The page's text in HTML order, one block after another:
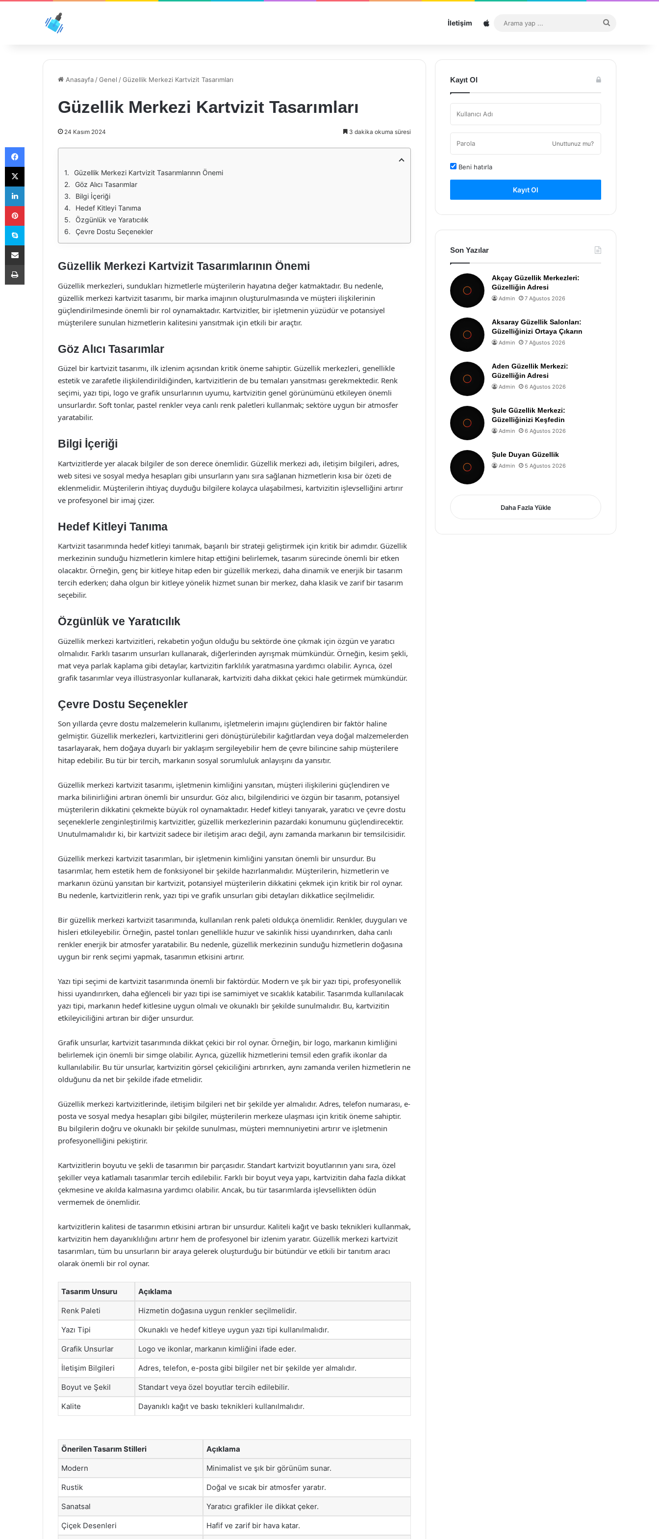
İletişim Sitemap
...
Anasayfa /Genel /Güzellik Merkezi Kartvizit Tasarımları
Güzellik Merkezi Kartvizit Tasarımları
24 Kasım 2024 3 dakika okuma süresi
Güzellik Merkezi Kartvizit Tasarımlarının Önemi
Göz Alıcı Tasarımlar
Bilgi İçeriği
Hedef Kitleyi Tanıma
Özgünlük ve Yaratıcılık
Çevre Dostu Seçenekler
Güzellik Merkezi Kartvizit Tasarımlarının Önemi
Güzellik merkezleri, sundukları hizmetlerle müşterilerin hayatına değer katmaktadır. Bu nedenle,
güzellik merkezi kartvizit tasarımı, bir marka imajının oluşturulmasında ve müşteri ilişkilerinin
güçlendirilmesinde önemli bir rol oynamaktadır. Kartvizitler, bir işletmenin yüzüdür ve potansiyel
müşterilere sunulan hizmetlerin kalitesini yansıtmak için etkili bir araçtır.
Göz Alıcı Tasarımlar
Güzel bir kartvizit tasarımı, ilk izlenim açısından kritik öneme sahiptir. Güzellik merkezleri, genellikle
estetik ve zarafetle ilişkilendirildiğinden, kartvizitlerin de bu temaları yansıtması gerekmektedir. Renk
seçimi, yazı tipi, logo ve grafik unsurlarının uyumu, kartvizitin genel görünümünü etkileyen önemli
unsurlardır. Soft tonlar, pastel renkler veya canlı renk paletleri kullanmak; sektöre uygun bir atmosfer
yaratabilir.
Bilgi İçeriği
Kartvizitlerde yer alacak bilgiler de son derece önemlidir. Güzellik merkezi adı, iletişim bilgileri, adres,
web sitesi ve sosyal medya hesapları gibi unsurların yanı sıra sağlanan hizmetlerin kısa bir özeti de
eklenmelidir. Müşterilerin ihtiyaç duyduğu bilgilere kolayca ulaşabilmesi, kartvizitin işlevselliğini artırır
ve profesyonel bir imaj çizer.
Hedef Kitleyi Tanıma
Kartvizit tasarımında hedef kitleyi tanımak, başarılı bir strateji geliştirmek için kritik bir adımdır. Güzellik
merkezinin sunduğu hizmetlerin kimlere hitap ettiğini belirlemek, tasarım sürecinde önemli bir etken
olacaktır. Örneğin, genç bir kitleye hitap eden bir güzellik merkezi, daha dinamik ve enerjik bir tasarım
tercih ederken; daha olgun bir kitleye yönelik hizmet sunan bir merkez, daha klasik ve zarif bir tasarım
seçebilir.
Özgünlük ve Yaratıcılık
Güzellik merkezi kartvizitleri, rekabetin yoğun olduğu bu sektörde öne çıkmak için özgün ve yaratıcı
olmalıdır. Farklı tasarım unsurları kullanarak, diğerlerinden ayrışmak mümkündür. Örneğin, kesim şekli,
mat veya parlak kaplama gibi detaylar, kartvizitin farklılık yaratmasına yardımcı olabilir. Ayrıca, özel
grafik tasarımlar veya illüstrasyonlar kullanarak, kartviziti daha dikkat çekici hale getirmek mümkündür.
Çevre Dostu Seçenekler
Son yıllarda çevre dostu malzemelerin kullanımı, işletmelerin imajını güçlendiren bir faktör haline
gelmiştir. Güzellik merkezleri, kartvizitlerini geri dönüştürülebilir kağıtlardan veya doğal malzemelerden
tasarlayarak, hem doğaya duyarlı bir yaklaşım sergileyebilir hem de çevre bilincine sahip müşterilere
hitap edebilir. Bu tür bir tercih, markanın sosyal sorumluluk anlayışını da yansıtır.
Güzellik merkezi kartvizit tasarımı, işletmenin kimliğini yansıtan, müşteri ilişkilerini güçlendiren ve
marka bilinirliğini artıran önemli bir unsurdur. Göz alıcı, bilgilendirici ve özgün bir tasarım, potansiyel
müşterilerin dikkatini çekmekte büyük rol oynamaktadır. Hedef kitleyi tanıyarak, yaratıcı ve çevre dostu
seçeneklerle zenginleştirilmiş kartvizitler, güzellik merkezlerinin pazardaki konumunu güçlendirecektir.
Unutulmamalıdır ki, bir kartvizit sadece bir iletişim aracı değil, aynı zamanda markanın bir temsilcisidir.
Güzellik merkezi kartvizit tasarımları, bir işletmenin kimliğini yansıtan önemli bir unsurdur. Bu
tasarımlar, hem estetik hem de fonksiyonel bir şekilde hazırlanmalıdır. Müşterilerin, hizmetlerin ve
markanın özünü yansıtan bir kartvizit, potansiyel müşterilerin dikkatini çekmek için kritik bir rol oynar.
Bu nedenle, kartvizitlerin renk, yazı tipi ve grafik unsurları gibi detayları dikkatlice seçilmelidir.
Bir güzellik merkezi kartvizit tasarımında, kullanılan renk paleti oldukça önemlidir. Renkler, duyguları ve
hisleri etkileyebilir. Örneğin, pastel tonları genellikle huzur ve sakinlik hissi uyandırırken, daha canlı
renkler enerjik bir atmosfer yaratabilir. Bu nedenle, güzellik merkezinin sunduğu hizmetlerin doğasına
uygun bir renk seçimi yapmak, tasarımın etkisini artırır.
Yazı tipi seçimi de kartvizit tasarımında önemli bir faktördür. Modern ve şık bir yazı tipi, profesyonellik
hissi uyandırırken, daha eğlenceli bir yazı tipi ise samimiyet ve sıcaklık katabilir. Tasarımda kullanılacak
yazı tipi, markanın hedef kitlesine uygun olmalı ve okunaklı bir şekilde sunulmalıdır. Bu, kartvizitin
etkileyiciliğini artıran bir diğer unsurdur.
Grafik unsurlar, kartvizit tasarımında dikkat çekici bir rol oynar. Örneğin, bir logo, markanın kimliğini
belirlemek için önemli bir simge olabilir. Ayrıca, güzellik hizmetlerini temsil eden grafik ikonlar da
kullanılabilir. Bu tür unsurlar, kartvizitin görsel çekiciliğini artırırken, aynı zamanda verilen hizmetlerin ne
olduğunu da net bir şekilde ifade etmelidir.
Güzellik merkezi kartvizitlerinde, iletişim bilgileri net bir şekilde yer almalıdır. Adres, telefon numarası, e-
posta ve sosyal medya hesapları gibi bilgiler, müşterilerin merkeze ulaşması için kritik öneme sahiptir.
Bu bilgilerin doğru ve okunaklı bir şekilde sunulması, müşteri memnuniyetini artırır ve işletmenin
profesyonelliğini pekiştirir.
Kartvizitlerin boyutu ve şekli de tasarımın bir parçasıdır. Standart kartvizit boyutlarının yanı sıra, özel
şekiller veya katlamalı tasarımlar tercih edilebilir. Farklı bir boyut veya yapı, kartvizitin daha fazla dikkat
çekmesine ve akılda kalmasına yardımcı olabilir. Ancak, bu tür tasarımlarda işlevsellikten ödün
vermemek de önemlidir.
kartvizitlerin kalitesi de tasarımın etkisini artıran bir unsurdur. Kaliteli kağıt ve baskı teknikleri kullanmak,
kartvizitin hem dayanıklılığını artırır hem de profesyonel bir izlenim yaratır. Güzellik merkezi kartvizit
tasarımları, tüm bu unsurların bir araya gelerek oluşturduğu bir bütündür ve etkili bir tanıtım aracı
olarak önemli bir rol oynar.
Tasarım Unsuru Açıklama
Renk Paleti Hizmetin doğasına uygun renkler seçilmelidir.
Yazı Tipi Okunaklı ve hedef kitleye uygun yazı tipi kullanılmalıdır.
Grafik Unsurlar Logo ve ikonlar, markanın kimliğini ifade eder.
İletişim Bilgileri Adres, telefon, e-posta gibi bilgiler net bir şekilde yer almalıdır.
Boyut ve Şekil Standart veya özel boyutlar tercih edilebilir.
Kalite Dayanıklı kağıt ve baskı teknikleri kullanılmalıdır.
Önerilen Tasarım Stilleri Açıklama
Modern Minimalist ve şık bir görünüm sunar.
Rustik Doğal ve sıcak bir atmosfer yaratır.
Sanatsal Yaratıcı grafikler ile dikkat çeker.
Çiçek Desenleri Hafif ve zarif bir hava katar.
Kayıt Ol
Unuttunuz mu?
Beni hatırla
Kayıt Ol
Son Yazılar
Akçay Güzellik Merkezleri:
Güzelliğin Adresi
Admin 7 Ağustos 2026
Aksaray Güzellik Salonları:
Güzelliğinizi Ortaya Çıkarın
Admin 7 Ağustos 2026
Aden Güzellik Merkezi:
Güzelliğin Adresi
Admin 6 Ağustos 2026
Şule Güzellik Merkezi:
Güzelliğinizi Keşfedin
Admin 6 Ağustos 2026
Şule Duyan Güzellik
Admin 5 Ağustos 2026
Daha Fazla Yükle
Facebook
X
LinkedIn
Pinterest
Skype
E-Posta ile paylaş